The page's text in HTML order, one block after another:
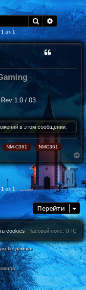
Поиск
1из 1
/ 03
в этом сообщении.
NM-C361 NMC361
В
е
р
у
т
ь
с
я
к
н
а
ч
а
л
у
1из 1
Перейти
Часовой пояс: UTC
cookies
дампов